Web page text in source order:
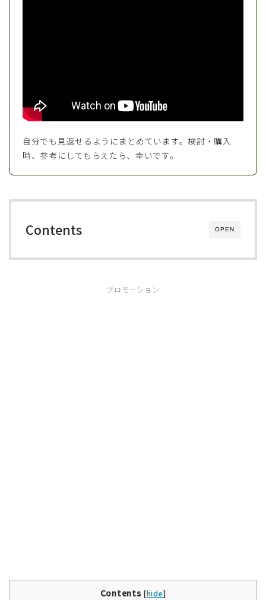
自分でも見返せるようにまとめています。検討・購入
時、参考にしてもらえたら、幸いです。
OPEN
Contents
プロモーション
Contents [hide]